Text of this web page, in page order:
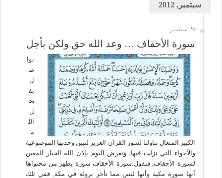
سبتمبر, 2012
26 سبتمبر
سورة الأحقاف … وعد الله حق ولكن بأجل
نوا
ص
ل
بف
ض
ل
الل
ه
الكبير المتعال تناولنا لسور القرآن العزيز لنبين وحدتها الموضوعية
والأجواء التي نزلت فيها, ونعرض اليوم بإذن الله الجبار المعين
لسورة الأحقاف, فنقول:سورة الأحقاف سورة يظهر من محتواها
أنها سورة مكية وأنها ليس مما تأخر نزوله في مكة, ففي تلك